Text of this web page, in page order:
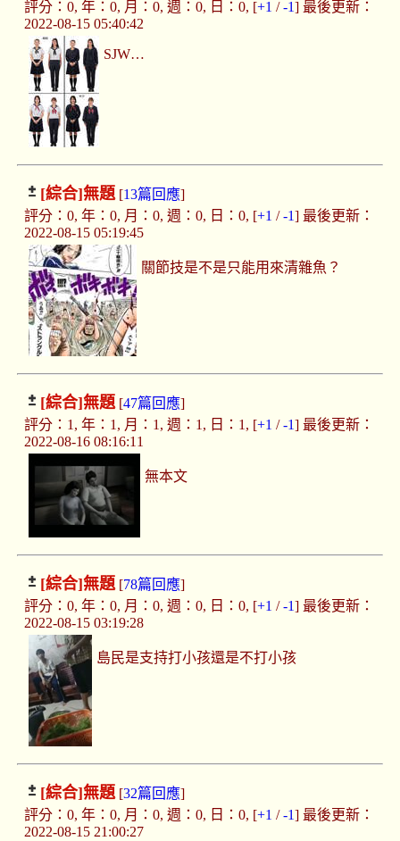
評分：0, 年：0, 月：0, 週：0, 日：0, [+1 /-1] 最後更新：
2022-08-15 05:40:42
SJW…
[綜合]無題[13篇回應]
評分：0, 年：0, 月：0, 週：0, 日：0, [+1 /-1] 最後更新：
2022-08-15 05:19:45
關節技是不是只能用來清雜魚？
[綜合]無題[47篇回應]
評分：1, 年：1, 月：1, 週：1, 日：1, [+1 /-1] 最後更新：
2022-08-16 08:16:11
無本文
[綜合]無題[78篇回應]
評分：0, 年：0, 月：0, 週：0, 日：0, [+1 /-1] 最後更新：
2022-08-15 03:19:28
島民是支持打小孩還是不打小孩
[綜合]無題[32篇回應]
評分：0, 年：0, 月：0, 週：0, 日：0, [+1 /-1] 最後更新：
2022-08-15 21:00:27